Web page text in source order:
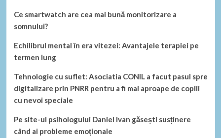
Ce smartwatch are cea mai bună monitorizare a
somnului?
Echilibrul mental în era vitezei: Avantajele terapiei pe
termen lung
Tehnologie cu suflet: Asociatia CONIL a facut pasul spre
digitalizare prin PNRR pentru a fi mai aproape de copiii
cu nevoi speciale
Pe site-ul psihologului Daniel Ivan găsești susținere
când ai probleme emoționale